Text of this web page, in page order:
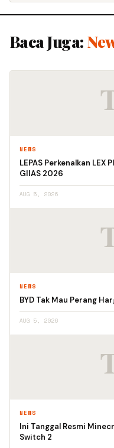
Baca Juga:
NEWS
LEPAS Perkenalkan LEX
GIIAS 2026
AUG 5, 2026
NEWS
BYD Tak Mau Perang
AUG 5, 2026
NEWS
Ini Tanggal Resmi
Switch 2